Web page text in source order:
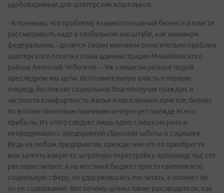
удобоваримым для шахтерских кошельков.
- Я понимаю, что проблему взаимоотношений бизнеса и власти
рассматривать надо в глобальном масштабе, как минимум
федеральном, - делится своим мнением относительно проблем
шахтерского поселка глава администрации Михайловского
района Анатолий Чеботков. – Уж слишком разные порой
преследуем мы цели. Исполнительную власть в первую
очередь беспокоит социальное благополучие граждан, в
частности комфортность жилья и населенных пунктов; бизнес
по вполне понятным причинам интересует прежде всего
прибыль. Из этого следует лишь одно: слишком рано и
непродуманно с предприятий сбросили заботы о социалке.
Ведь на любом предприятии, прежде чем что-то приобрести
или затеять какую-то затратную перестройку производства, сто
раз пересчитают. А на местный бюджет просто свалили всю
социальную сферу, не удосужившись посчитать, а потянет ли
он ее содержание. Вот почему ценны такие руководители, как